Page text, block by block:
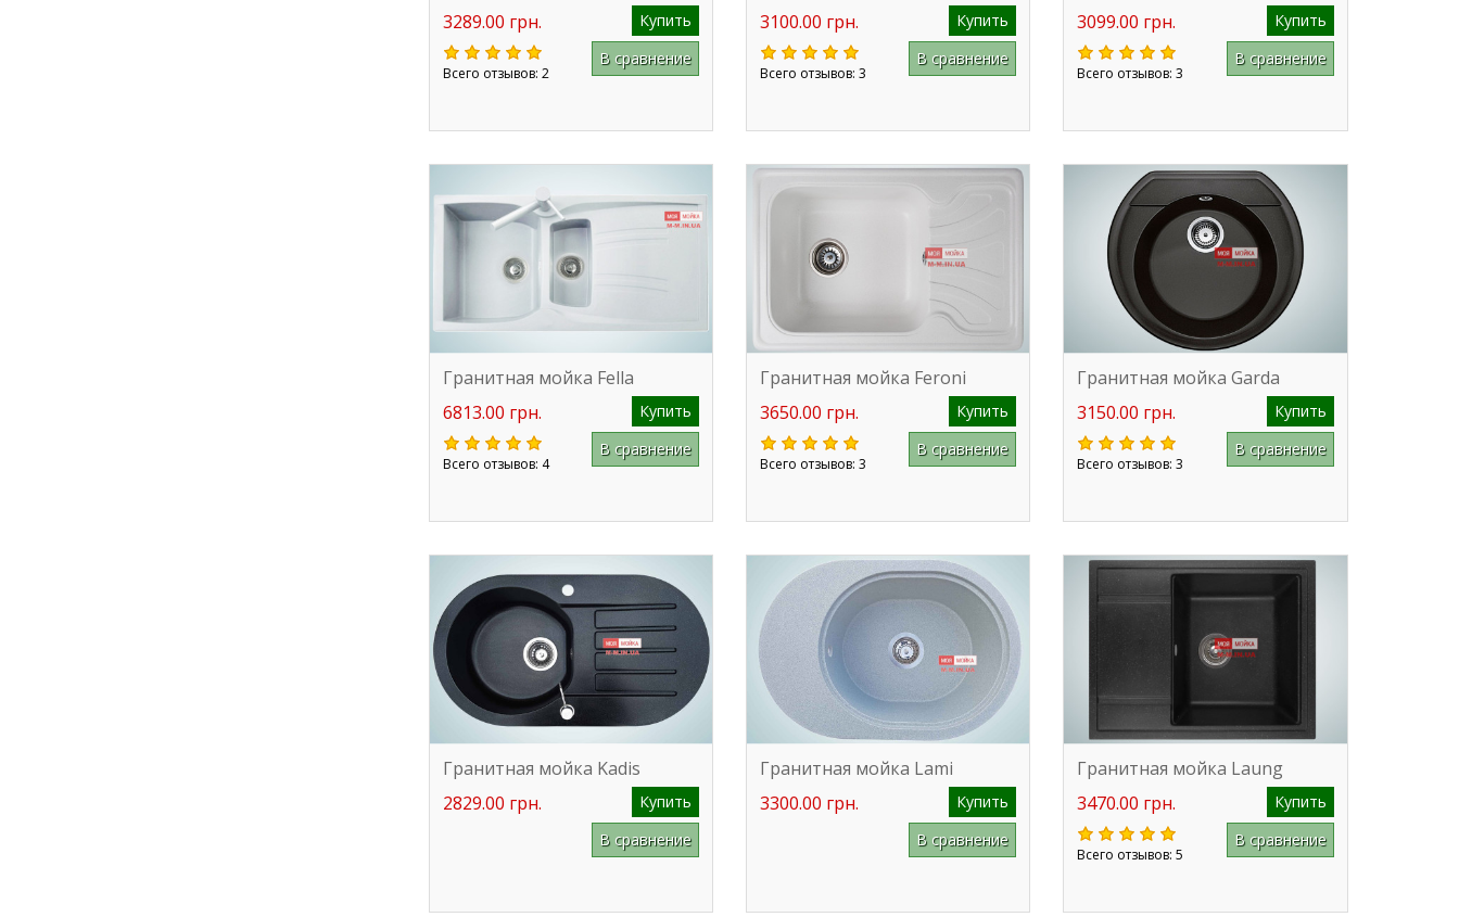
3289.00 грн.
Купить
Всего отзывов: 2
В сравнение
3100.00 грн.
Купить
Всего отзывов: 3
В сравнение
3099.00 грн.
Купить
Всего отзывов: 3
В сравнение
Гранитная мойка Fella
6813.00 грн.
Купить
Всего отзывов: 4
В сравнение
Гранитная мойка Feroni
3650.00 грн.
Купить
Всего отзывов: 3
В сравнение
Гранитная мойка Garda
3150.00 грн.
Купить
Всего отзывов: 3
В сравнение
Гранитная мойка Kadis
2829.00 грн.
Купить
В сравнение
Гранитная мойка Lami
3300.00 грн.
Купить
В сравнение
Гранитная мойка Laung
3470.00 грн.
Купить
Всего отзывов: 5
В сравнение